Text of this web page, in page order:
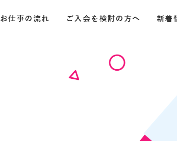
お仕事の流れ ご入会を検討の方へ 新着